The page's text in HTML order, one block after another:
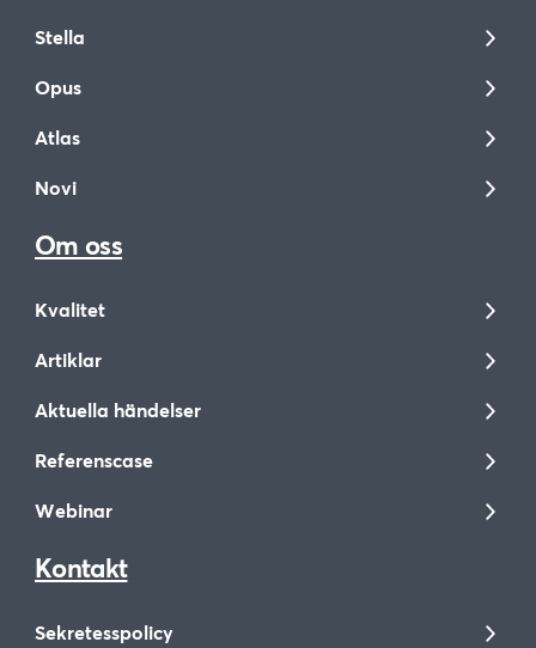
Stella
Opus
Atlas
Novi
Om oss
Kvalitet
Artiklar
Aktuella händelser
Referenscase
Webinar
Kontakt
Sekretesspolicy